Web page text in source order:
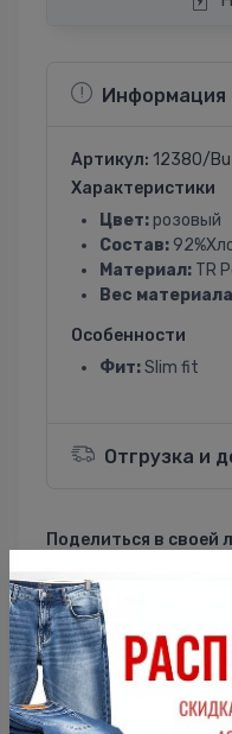
Информация
Артикул: 12380/
Характеристики
Цвет: розовый
Состав:
Материал: TR
Вес
Особенности
Фит:Slim fit
Отгрузка и
Поделиться в своей
ВКонтакте